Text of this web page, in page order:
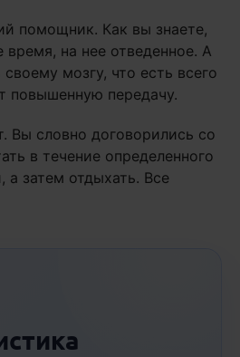
помощник. Как вы знаете,
время, на нее отведенное. А
своему мозгу, что есть всего
повышенную передачу.
Вы словно договорились со
в течение определенного
а затем отдыхать. Все